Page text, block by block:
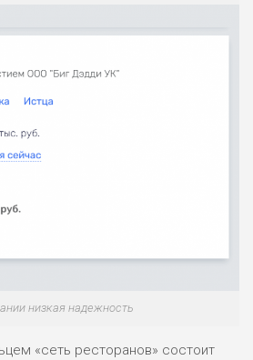
низкая надежность
«сеть ресторанов» состоит